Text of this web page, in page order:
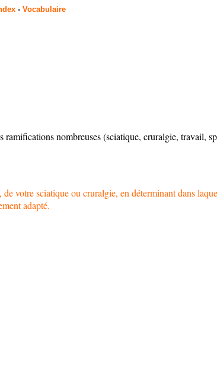
- Vocabulaire
nombreuses (sciatique, cruralgie, travail,
votre sciatique ou cruralgie, en déterminant dans
adapté.